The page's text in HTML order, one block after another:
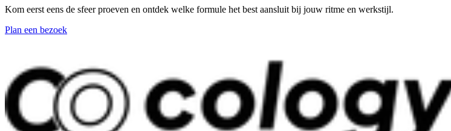
Kom eerst eens de sfeer proeven en ontdek welke formule het best aansluit bij jouw ritme en werkstijl.
Plan een bezoek